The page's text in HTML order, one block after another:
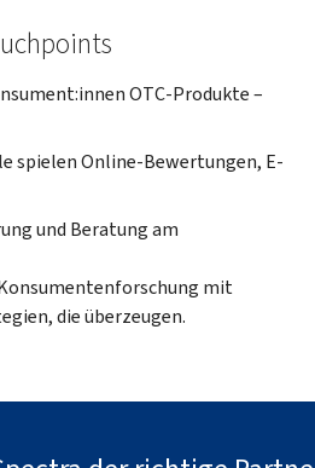
OTC-Produkte –
spielen Online-Bewertungen, E-
und Beratung am
mit
die überzeugen.